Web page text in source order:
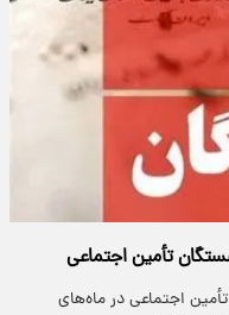
تأمین اجتماعی
اجتماعی در ماه‌های